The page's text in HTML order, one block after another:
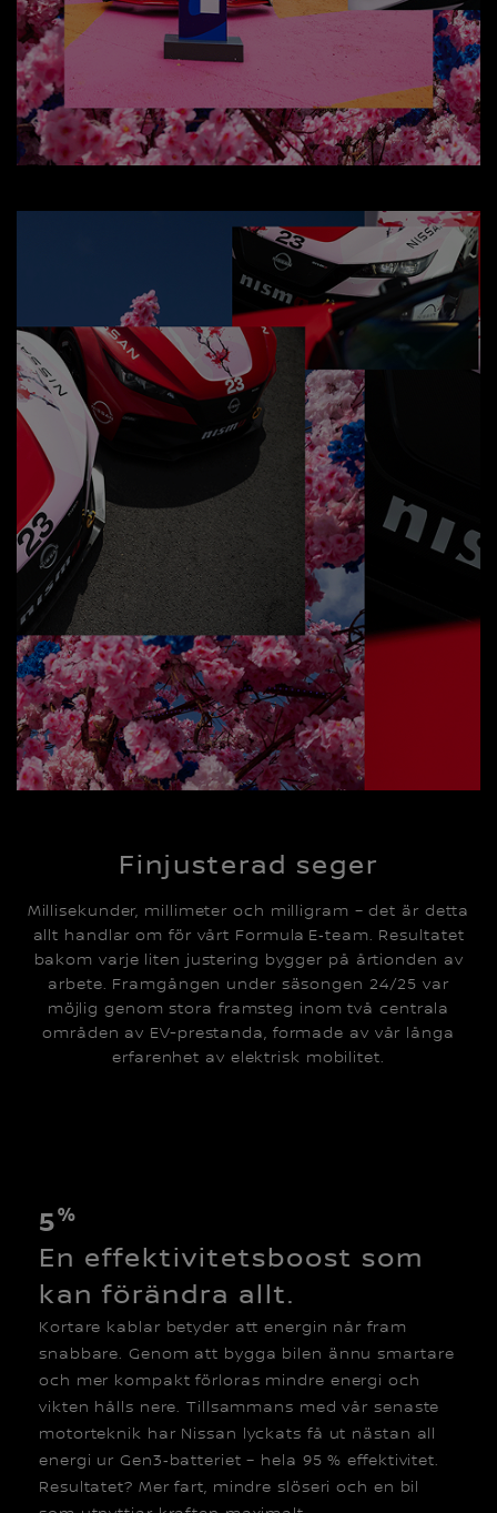
Finjusterad seger
Millisekunder, millimeter och milligram – det är detta
allt handlar om för vårt Formula E‑team. Resultatet
bakom varje liten justering bygger på årtionden av
arbete. Framgången under säsongen 24/25 var
möjlig genom stora framsteg inom två centrala
områden av EV-prestanda, formade av vår långa
erfarenhet av elektrisk mobilitet.
5%
En effektivitetsboost som
kan förändra allt.
Kortare kablar betyder att energin når fram
snabbare. Genom att bygga bilen ännu smartare
och mer kompakt förloras mindre energi och
vikten hålls nere. Tillsammans med vår senaste
motorteknik har Nissan lyckats få ut nästan all
energi ur Gen3‑batteriet – hela 95 % effektivitet.
Resultatet? Mer fart, mindre slöseri och en bil